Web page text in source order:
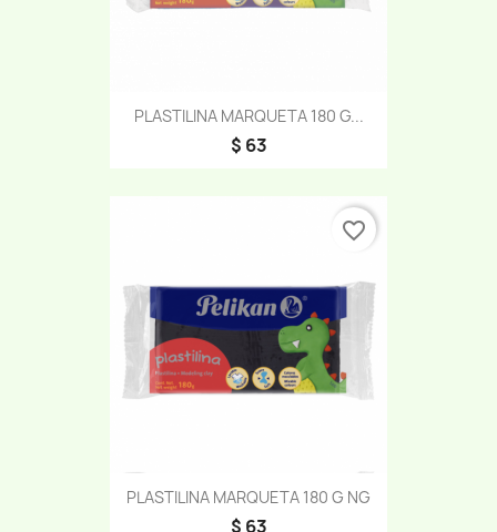
PLASTILINA MARQUETA 180 G...
$ 63
PLASTILINA MARQUETA 180 G NG
$ 63
favorite_border